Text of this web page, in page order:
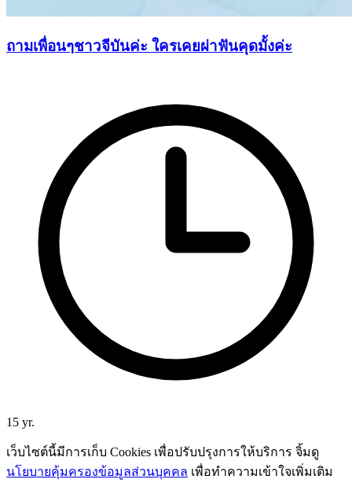
ถามเพื่อนๆชาวจีบันค่ะ ใครเคยผ่าฟันคุดมั้งค่ะ
15 yr.
เว็บไซต์นี้มีการเก็บ Cookies เพื่อปรับปรุงการให้บริการ จิ้มดู
นโยบายคุ้มครองข้อมูลส่วนบุคคล เพื่อทำความเข้าใจเพิ่มเติม